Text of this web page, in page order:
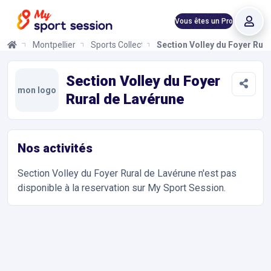
Vous êtes un Pro
Montpellier Sports Collectifs Section Volley du Foyer
mon logo
Section Volley du Foyer
Rural de Lavérune
Nos activités
Section Volley du Foyer Rural de Lavérune n'est pas
disponible à la reservation sur My Sport Session.